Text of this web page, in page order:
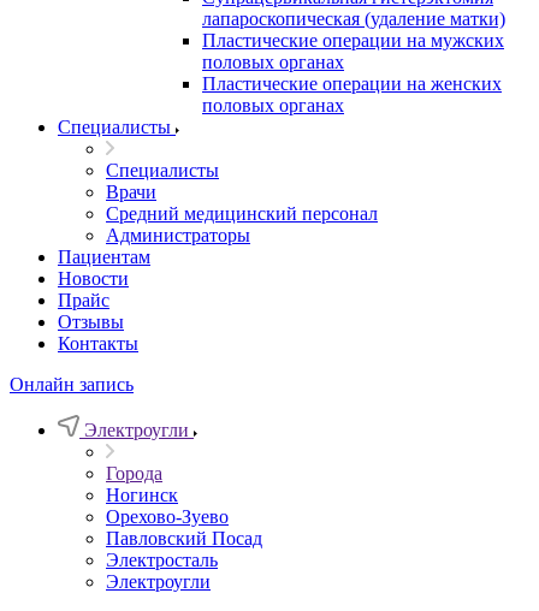
лапароскопическая (удаление матки)
Пластические операции на мужских
половых органах
Пластические операции на женских
половых органах
Специалисты
Специалисты
Врачи
Средний медицинский персонал
Администраторы
Пациентам
Новости
Прайс
Отзывы
Контакты
Онлайн запись
Электроугли
Города
Ногинск
Орехово-Зуево
Павловский Посад
Электросталь
Электроугли